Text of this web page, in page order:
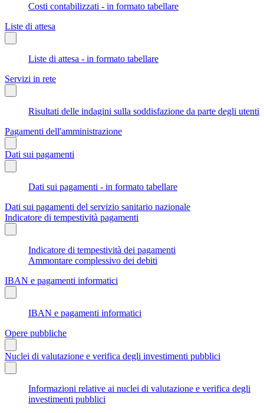
Costi contabilizzati - in formato tabellare
Liste di attesa
Liste di attesa - in formato tabellare
Servizi in rete
Risultati delle indagini sulla soddisfazione da parte degli utenti
Pagamenti dell'amministrazione
Dati sui pagamenti
Dati sui pagamenti - in formato tabellare
Dati sui pagamenti del servizio sanitario nazionale
Indicatore di tempestività pagamenti
Indicatore di tempestività dei pagamenti
Ammontare complessivo dei debiti
IBAN e pagamenti informatici
IBAN e pagamenti informatici
Opere pubbliche
Nuclei di valutazione e verifica degli investimenti pubblici
Informazioni relative ai nuclei di valutazione e verifica degli
investimenti pubblici